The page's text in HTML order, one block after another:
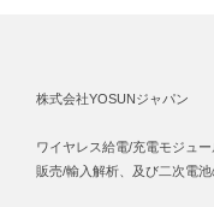
株式会社YOSUNジャパン
ワイヤレス給電/充電モジュ
販売/輸入解析、及び二次電